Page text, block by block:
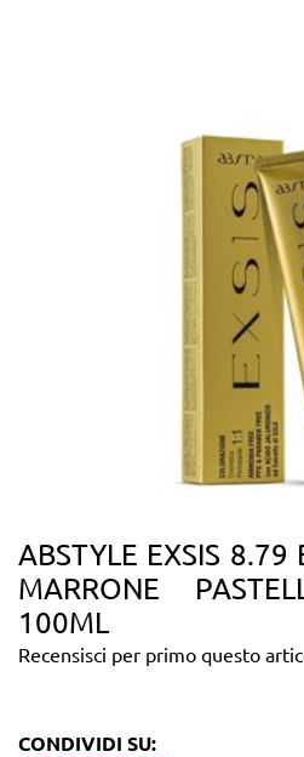
ABSTYLE EXSIS 8.79
MARRONE
100ML
Recensisci per primo questo
CONDIVIDI SU: